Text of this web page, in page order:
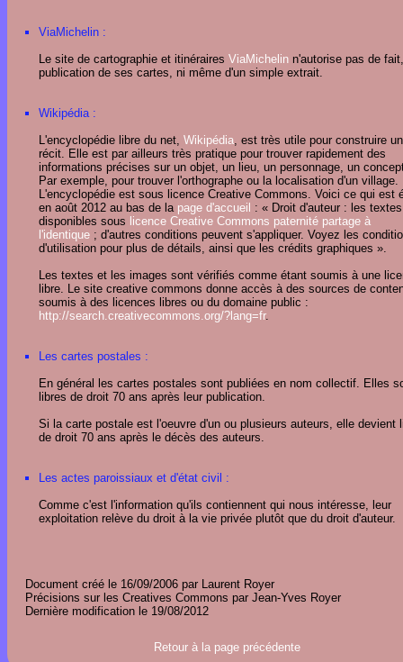
ViaMichelin :
Le site de cartographie et itinéraires ViaMichelin n'autorise pas de
publication de ses cartes, ni même d'un simple extrait.
Wikipédia :
L'encyclopédie libre du net, Wikipédia, est très utile pour construire un
récit. Elle est par ailleurs très pratique pour trouver rapidement des
informations précises sur un objet, un lieu, un personnage, un
Par exemple, pour trouver l'orthographe ou la localisation d'un village.
L'encyclopédie est sous licence Creative Commons. Voici ce qui est
en août 2012 au bas de la page d'accueil : « Droit d'auteur : les
disponibles sous licence Creative Commons paternité partage à
l'identique ; d'autres conditions peuvent s'appliquer. Voyez les
d'utilisation pour plus de détails, ainsi que les crédits graphiques ».
Les textes et les images sont vérifiés comme étant soumis à une
libre. Le site creative commons donne accès à des sources de
soumis à des licences libres ou du domaine public :
http://search.creativecommons.org/?lang=fr.
Les cartes postales :
En général les cartes postales sont publiées en nom collectif. Elles
libres de droit 70 ans après leur publication.
Si la carte postale est l'oeuvre d'un ou plusieurs auteurs, elle devient
de droit 70 ans après le décès des auteurs.
Les actes paroissiaux et d'état civil :
Comme c'est l'information qu'ils contiennent qui nous intéresse, leur
exploitation relève du droit à la vie privée plutôt que du droit d'auteur.
Document créé le 16/09/2006 par Laurent Royer
Précisions sur les Creatives Commons par Jean-Yves Royer
Dernière modification le 19/08/2012
Retour à la page précédente